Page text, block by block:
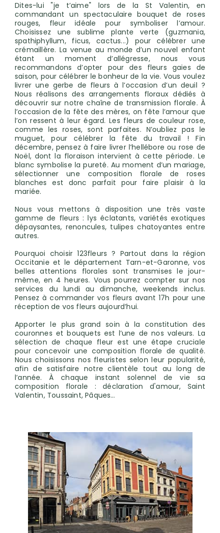
Dites-lui "je t’aime" lors de la St Valentin, en
commandant un spectaculaire bouquet de roses
rouges, fleur idéale pour symboliser l’amour.
Choisissez une sublime plante verte (guzmania,
spathiphyllum, ficus, cactus...) pour célébrer une
crémaillère. La venue au monde d’un nouvel enfant
étant un moment d’allégresse, nous vous
recommandons d’opter pour des fleurs gaies de
saison, pour célébrer le bonheur de la vie. Vous voulez
livrer une gerbe de fleurs à l’occasion d’un deuil ?
Nous réalisons des arrangements floraux dédiés à
découvrir sur notre chaîne de transmission florale. À
l’occasion de la fête des mères, on fête l’amour que
l’on ressent à leur égard. Les fleurs de couleur rose,
comme les roses, sont parfaites. N’oubliez pas le
muguet, pour célébrer la fête du travail ! Fin
décembre, pensez à faire livrer l’hellébore ou rose de
Noël, dont la floraison intervient à cette période. Le
blanc symbolise la pureté. Au moment d’un mariage,
sélectionner une composition florale de roses
blanches est donc parfait pour faire plaisir à la
mariée.
Nous vous mettons à disposition une très vaste
gamme de fleurs : lys éclatants, variétés exotiques
dépaysantes, renoncules, tulipes chatoyantes entre
autres.
Pourquoi choisir 123fleurs ? Partout dans la région
Occitanie et le département Tarn-et-Garonne, vos
belles attentions florales sont transmises le jour-
même, en 4 heures. Vous pourrez compter sur nos
services du lundi au dimanche, weekends inclus.
Pensez à commander vos fleurs avant 17h pour une
réception de vos fleurs aujourd’hui.
Apporter le plus grand soin à la constitution des
couronnes et bouquets est l’une de nos valeurs. La
sélection de chaque fleur est une étape cruciale
pour concevoir une composition florale de qualité.
Nous choisissons nos fleuristes selon leur popularité,
afin de satisfaire notre clientèle tout au long de
l’année. À chaque instant solennel de vie sa
composition florale : déclaration d'amour, Saint
Valentin, Toussaint, Pâques…